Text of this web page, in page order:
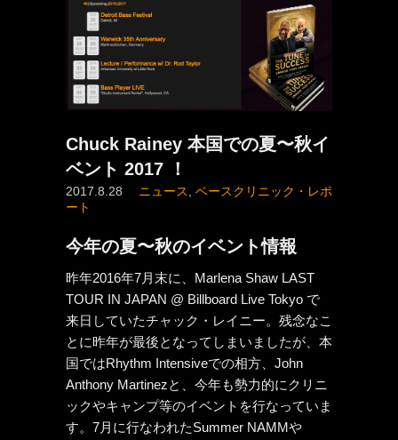
Chuck Rainey 本国での夏〜秋イ
ベント 2017 ！
2017.8.28 ニュース, ベースクリニック・レポ
ート
今年の夏〜秋のイベント情報
昨年2016年7月末に、Marlena Shaw LAST
TOUR IN JAPAN @ Billboard Live Tokyo で
来日していたチャック・レイニー。残念なこ
とに昨年が最後となってしまいましたが、本
国ではRhythm Intensiveでの相方、 John
Anthony Martinezと、今年も勢力的にクリニ
ックやキャンプ等のイベントを行なっていま
す。7月に行なわれたSummer NAMMや